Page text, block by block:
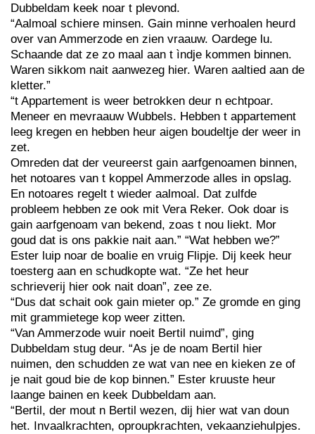
Dubbeldam keek noar t plevond.
“Aalmoal schiere minsen. Gain minne verhoalen heurd
over van Ammerzode en zien vraauw. Oardege lu.
Schaande dat ze zo maal aan t ìndje kommen binnen.
Waren sikkom nait aanwezeg hier. Waren aaltied aan de
kletter.”
“t Appartement is weer betrokken deur n echtpoar.
Meneer en mevraauw Wubbels. Hebben t appartement
leeg kregen en hebben heur aigen boudeltje der weer in
zet.
Omreden dat der veureerst gain aarfgenoamen binnen,
het notoares van t koppel Ammerzode alles in opslag.
En notoares regelt t wieder aalmoal. Dat zulfde
probleem hebben ze ook mit Vera Reker. Ook doar is
gain aarfgenoam van bekend, zoas t nou liekt. Mor
goud dat is ons pakkie nait aan.” “Wat hebben we?”
Ester luip noar de boalie en vruig Flipje. Dij keek heur
toesterg aan en schudkopte wat. “Ze het heur
schrieverij hier ook nait doan”, zee ze.
“Dus dat schait ook gain mieter op.” Ze gromde en ging
mit grammietege kop weer zitten.
“Van Ammerzode wuir noeit Bertil nuimd”, ging
Dubbeldam stug deur. “As je de noam Bertil hier
nuimen, den schudden ze wat van nee en kieken ze of
je nait goud bie de kop binnen.” Ester kruuste heur
laange bainen en keek Dubbeldam aan.
“Bertil, der mout n Bertil wezen, dij hier wat van doun
het. Invaalkrachten, oproupkrachten, vekaanziehulpjes.